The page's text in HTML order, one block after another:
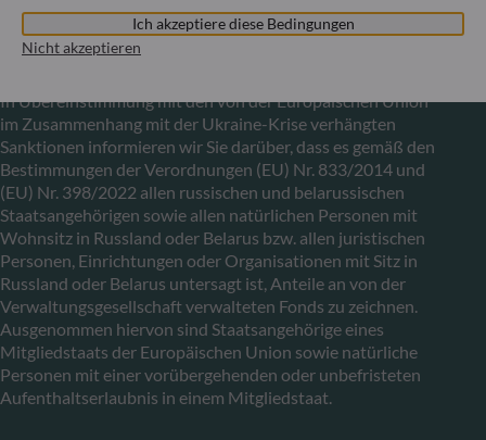
Mitteilung zu EU-Sanktionen gegen Russland
In Übereinstimmung mit den von der Europäischen Union
im Zusammenhang mit der Ukraine-Krise verhängten
Sanktionen informieren wir Sie darüber, dass es gemäß den
Bestimmungen der Verordnungen (EU) Nr. 833/2014 und
(EU) Nr. 398/2022 allen russischen und belarussischen
Staatsangehörigen sowie allen natürlichen Personen mit
Wohnsitz in Russland oder Belarus bzw. allen juristischen
Personen, Einrichtungen oder Organisationen mit Sitz in
Russland oder Belarus untersagt ist, Anteile an von der
Verwaltungsgesellschaft verwalteten Fonds zu zeichnen.
Ausgenommen hiervon sind Staatsangehörige eines
Mitgliedstaats der Europäischen Union sowie natürliche
Personen mit einer vorübergehenden oder unbefristeten
Aufenthaltserlaubnis in einem Mitgliedstaat.
Ich akzeptiere diese Bedingungen
Nicht akzeptieren